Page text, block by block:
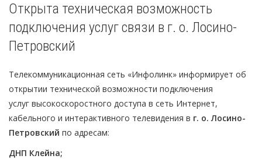
Открыта техническая возможность
подключения услуг связи в г. о. Лосино-
Петровский
Телекоммуникационная сеть «Инфолинк» информирует об
открытии технической возможности подключения
услуг высокоскоростного доступа в сеть Интернет,
кабельного и интерактивного телевидения в г. о. Лосино-
Петровский по адресам:
ДНП Клейна;